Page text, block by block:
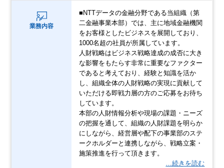
業務内容
■NTTデータの金融分野である当組織（第
二金融事業本部）では、主に地域金融機関
をお客様としたビジネスを展開しており、
1000名超の社員が所属しています。
人財戦略はビジネス戦略達成の成否に大き
な影響をもたらす非常に重要なファクター
であると考えており、経験と知識を活か
し、組織全体の人財戦略の実現に貢献して
いただける即戦力層の方のご応募をお待ち
しています。
本部の人財情報分析や現場の課題・ニーズ
の把握を通して、組織の人財課題を明らか
にしながら、経営層や配下の事業部のステ
ークホルダーと連携しながら、戦略立案・
施策推進を行って頂きます。
…続きを読む